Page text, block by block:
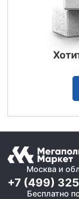
Москва и
+7 (499)
Бесплатно